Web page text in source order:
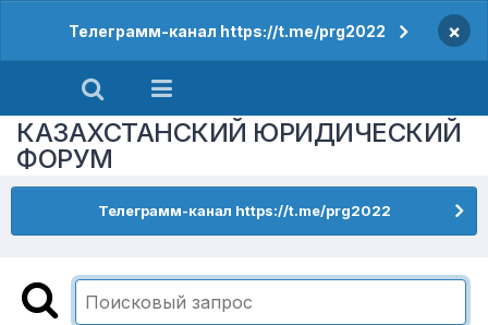
Телеграмм-канал https://t.me/prg2022 ×
КАЗАХСТАНСКИЙ ЮРИДИЧЕСКИЙ
ФОРУМ
Телеграмм-канал https://t.me/prg2022